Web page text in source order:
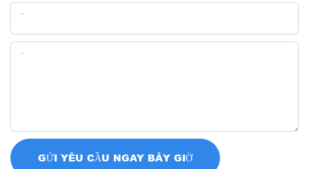
GỬI YÊU CẦU NGAY BÂY GIỜ